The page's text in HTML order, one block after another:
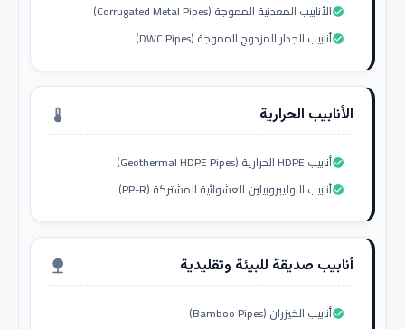
الأنابيب المعدنية المموجة (Corrugated Metal Pipes)check_circle
أنابيب الجدار المزدوج المموجة (DWC Pipes)check_circle
الأنابيب الحرارية thermostat
أنابيب HDPE الحرارية (Geothermal HDPE Pipes)check_circle
أنابيب البوليبروبيلين العشوائية المشتركة (PP-R)check_circle
أنابيب صديقة للبيئة وتقليدية nature
أنابيب الخيزران (Bamboo Pipes)check_circle